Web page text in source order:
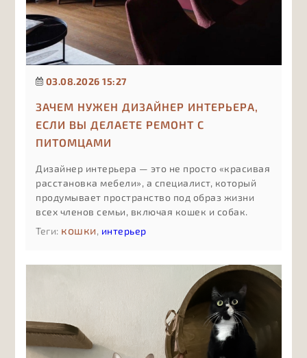
03.08.2026 15:27
ЗАЧЕМ НУЖЕН ДИЗАЙНЕР ИНТЕРЬЕРА,
ЕСЛИ ВЫ ДЕЛАЕТЕ РЕМОНТ С
ПИТОМЦАМИ
Дизайнер интерьера — это не просто «красивая
расстановка мебели», а специалист, который
продумывает пространство под образ жизни
всех членов семьи, включая кошек и собак.
Если в доме есть животные, ошибки в
планировке и материалах стоят дороже:
питомцами, постоянная уборка и небезопасные
Теги: кошки, интерьер